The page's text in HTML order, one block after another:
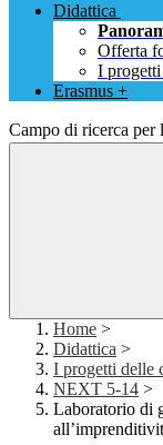
Didattica
Offerta
I progetti
Erasmus +
Campo di ricerca per
Home >
Didattica >
I progetti delle
NEXT 5-14 >
Laboratorio di